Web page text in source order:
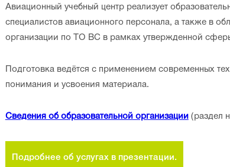
Авиационный учебный центр реализует
специалистов авиационного персонала, а также в
организации по ТО ВС в рамках утвержденной
Подготовка ведётся с применением современных
понимания и усвоения материала.
Сведения об образовательной организации(раздел
Подробнее об услугах в презентации.